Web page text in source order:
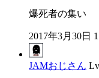
爆死者の集い
2017年3月30日
JAMおじさん